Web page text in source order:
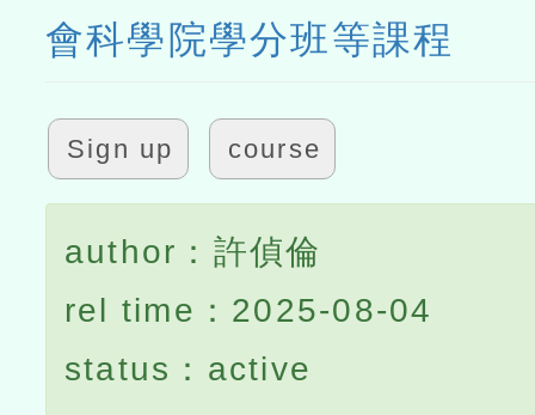
會科學院學分班等課程
Sign up course
author：許偵倫
rel time：2025-08-04
status：active